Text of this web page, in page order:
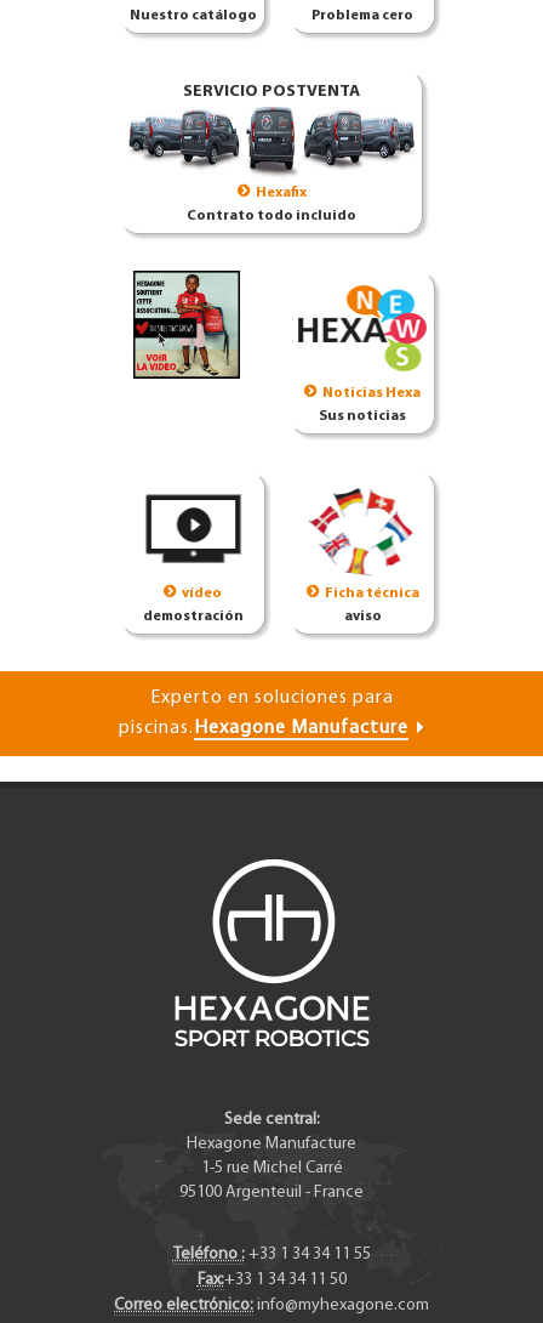
Nuestro catálogo
Problema cero
SERVICIO POSTVENTA
Hexafix
Contrato todo incluido
Noticias Hexa
Sus noticias
vídeo
demostración
Ficha técnica
aviso
Experto en soluciones para
piscinas.Hexagone Manufacture
Sede central:
Hexagone Manufacture
1-5 rue Michel Carré
95100 Argenteuil - France
Teléfono : +33 1 34 34 11 55
Fax:+33 1 34 34 11 50
Correo electrónico: info@myhexagone.com